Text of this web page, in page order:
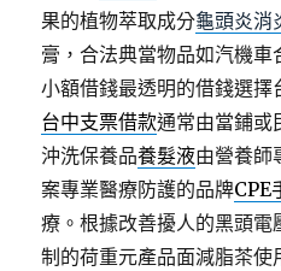
果的植物萃取成分龜頭炎消
膏，合法典當物品如汽機車
小額借錢最透明的借錢選
台中支票借款通常由當鋪或
沖洗保養品養髮液由營養師
案專業醫療防護的品牌CPE
療。根據改善擾人的黑頭電
制的荷重元產品面減脂茶使